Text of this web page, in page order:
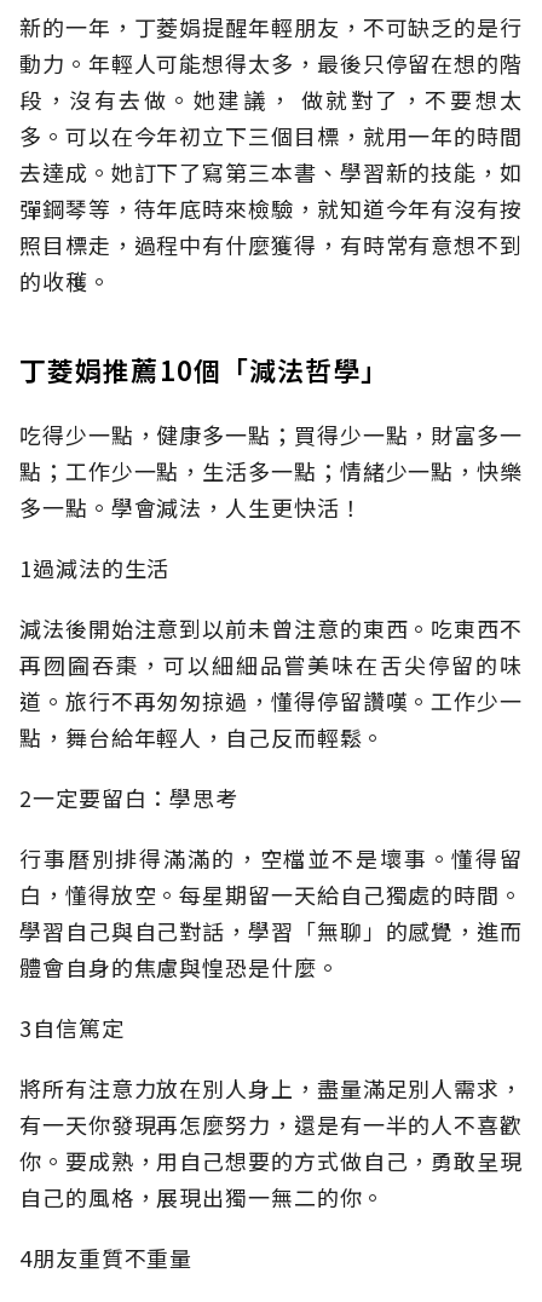
新的一年，丁菱娟提醒年輕朋友，不可缺乏的是行
動力。年輕人可能想得太多，最後只停留在想的階
段，沒有去做。她建議， 做就對了，不要想太
多。可以在今年初立下三個目標，就用一年的時間
去達成。她訂下了寫第三本書、學習新的技能，如
彈鋼琴等，待年底時來檢驗，就知道今年有沒有按
照目標走，過程中有什麼獲得，有時常有意想不到
的收穫。
丁菱娟推薦10個「減法哲學」
吃得少一點，健康多一點；買得少一點，財富多一
點；工作少一點，生活多一點；情緒少一點，快樂
多一點。學會減法，人生更快活！
1過減法的生活
減法後開始注意到以前未曾注意的東西。吃東西不
再囫圇吞棗，可以細細品嘗美味在舌尖停留的味
道。旅行不再匆匆掠過，懂得停留讚嘆。工作少一
點，舞台給年輕人，自己反而輕鬆。
2一定要留白：學思考
行事曆別排得滿滿的，空檔並不是壞事。懂得留
白，懂得放空。每星期留一天給自己獨處的時間。
學習自己與自己對話，學習「無聊」的感覺，進而
體會自身的焦慮與惶恐是什麼。
3自信篤定
將所有注意力放在別人身上，盡量滿足別人需求，
有一天你發現再怎麼努力，還是有一半的人不喜歡
你。要成熟，用自己想要的方式做自己，勇敢呈現
自己的風格，展現出獨一無二的你。
4朋友重質不重量